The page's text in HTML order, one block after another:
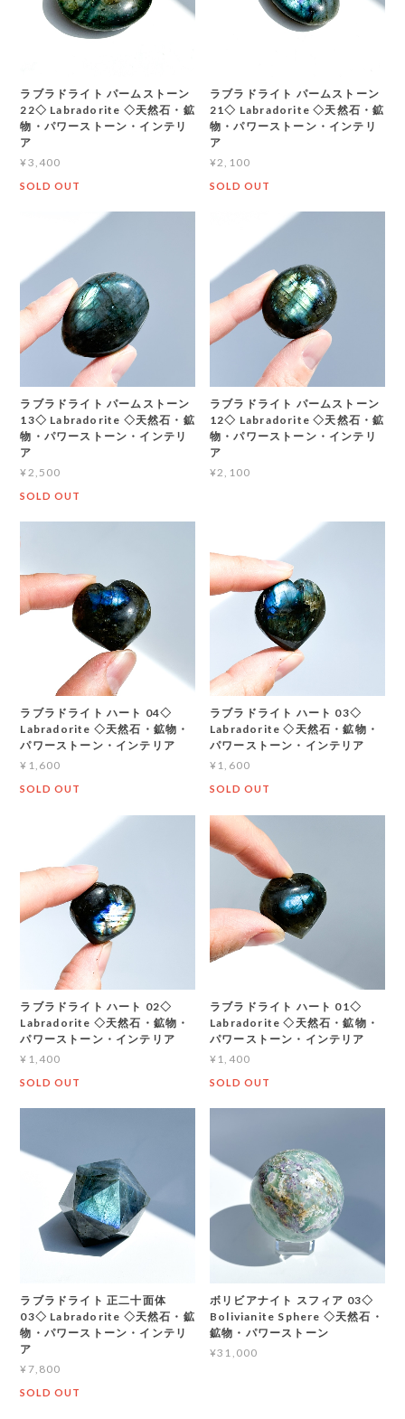
ラブラドライト パームストーン
22◇ Labradorite ◇天然石・鉱
物・パワーストーン・インテリ
ア
¥3,400
SOLD OUT
ラブラドライト パームストーン
21◇ Labradorite ◇天然石・鉱
物・パワーストーン・インテリ
ア
¥2,100
SOLD OUT
ラブラドライト パームストーン
13◇ Labradorite ◇天然石・鉱
物・パワーストーン・インテリ
ア
¥2,500
SOLD OUT
ラブラドライト パームストーン
12◇ Labradorite ◇天然石・鉱
物・パワーストーン・インテリ
ア
¥2,100
ラブラドライト ハート 04◇
Labradorite ◇天然石・鉱物・
パワーストーン・インテリア
¥1,600
SOLD OUT
ラブラドライト ハート 03◇
Labradorite ◇天然石・鉱物・
パワーストーン・インテリア
¥1,600
SOLD OUT
ラブラドライト ハート 02◇
Labradorite ◇天然石・鉱物・
パワーストーン・インテリア
¥1,400
SOLD OUT
ラブラドライト ハート 01◇
Labradorite ◇天然石・鉱物・
パワーストーン・インテリア
¥1,400
SOLD OUT
ラブラドライト 正二十面体
03◇ Labradorite ◇天然石・鉱
物・パワーストーン・インテリ
ア
¥7,800
SOLD OUT
ボリビアナイト スフィア 03◇
Bolivianite Sphere ◇天然石・
鉱物・パワーストーン
¥31,000